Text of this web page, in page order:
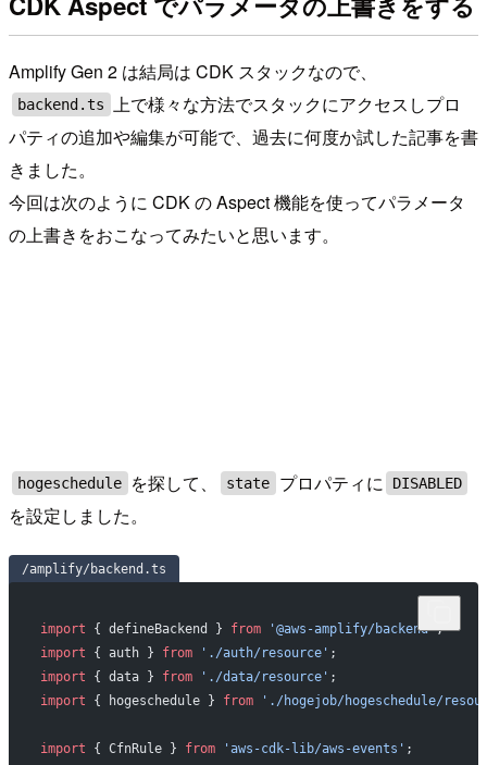
Amplify Gen 2 は結局は CDK スタックなので、
backend.ts 上で様々な方法でスタックにアクセスしプロ
パティの追加や編集が可能で、過去に何度か試した記事を書
きました。
今回は次のように CDK の Aspect 機能を使ってパラメータ
の上書きをおこなってみたいと思います。
hogeschedule を探して、 state プロパティに DISABLED
を設定しました。
/amplify/backend.ts
import { defineBackend } from '@aws-amplify/backend';
import { auth } from './auth/resource' ;
import { data } from './data/resource' ;
import { hogeschedule } from './hogejob/hogeschedule/
import { CfnRule } from 'aws-cdk-lib/aws-events' ;